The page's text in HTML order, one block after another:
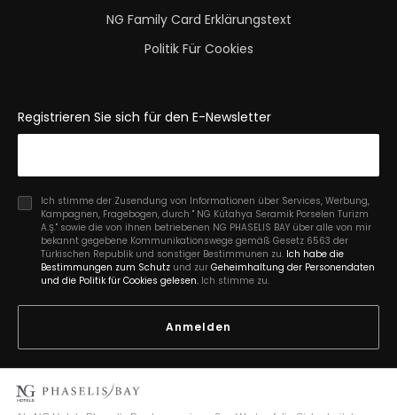
NG Family Card Erklärungstext
Politik Für Cookies
Registrieren Sie sich für den E-Newsletter
Ich stimme der Zusendung von Informationen über Services, Werbung,
Kampagnen, Fragebogen, durch " NG Kütahya Seramik Porselen Turizm
A.Ş." sowie die von ihnen betriebenen NG PHASELIS BAY über alle von mir
bekannt gegebene Kommunikationswege gemäß Gesetz 6563 der
Türkischen Republik und sonstiger Bestimmunen zu. Ich habe die
Bestimmungen zum Schutz und zur Geheimhaltung der Personendaten
und die Politik für Cookies gelesen. Ich stimme zu.
Anmelden